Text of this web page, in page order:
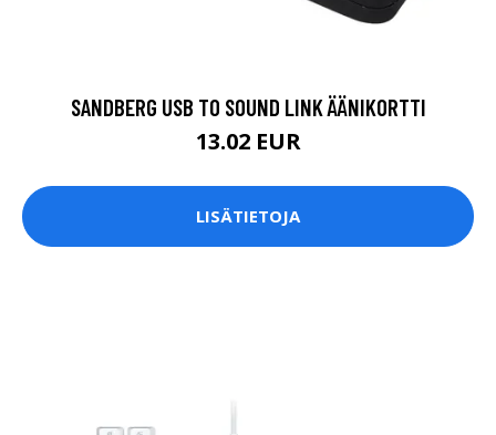
SANDBERG USB TO SOUND LINK ÄÄNIKORTTI
13.02 EUR
LISÄTIETOJA